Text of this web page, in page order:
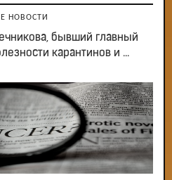
НОВОСТИ
бывший главный
карантинов и ...